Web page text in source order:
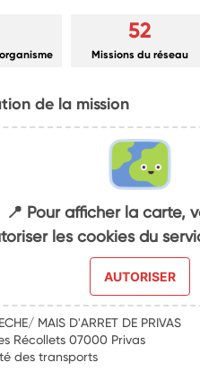
52
Missions du réseau
de la mission
📍 Pour afficher la carte,
les cookies du
AUTORISER
MAIS D'ARRET DE PRIVAS
Récollets 07000 Privas
des transports